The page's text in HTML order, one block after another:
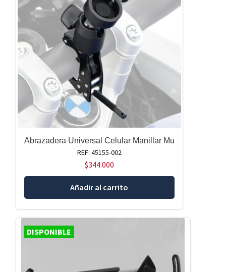
Abrazadera Universal Celular Manillar Mu
REF: 45155-002
$344.000
Añadir al carrito
DISPONIBLE